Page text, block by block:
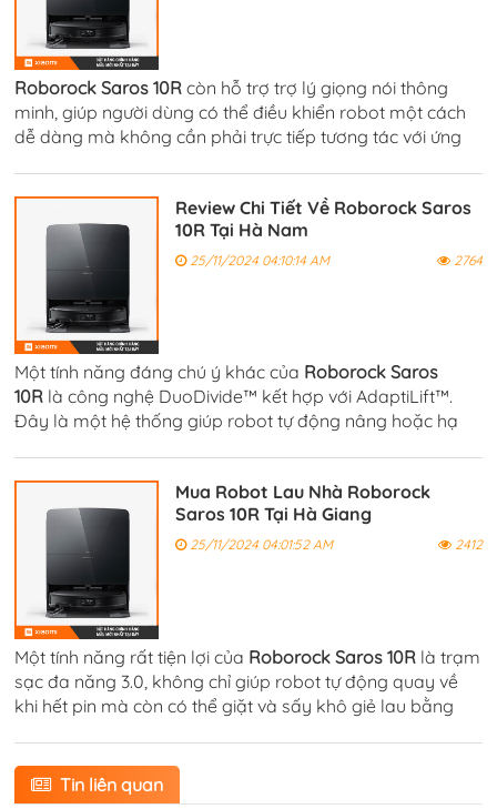
Roborock Saros 10R còn hỗ trợ trợ lý giọng nói thông
minh, giúp người dùng có thể điều khiển robot một cách
dễ dàng mà không cần phải trực tiếp tương tác với ứng
Review Chi Tiết Về Roborock Saros
10R Tại Hà Nam
25/11/2024 04:10:14 AM 2764
Một tính năng đáng chú ý khác của Roborock Saros
10R là công nghệ DuoDivide™ kết hợp với AdaptiLift™.
Đây là một hệ thống giúp robot tự động nâng hoặc hạ
Mua Robot Lau Nhà Roborock
Saros 10R Tại Hà Giang
25/11/2024 04:01:52 AM 2412
Một tính năng rất tiện lợi của Roborock Saros 10R là trạm
sạc đa năng 3.0, không chỉ giúp robot tự động quay về
khi hết pin mà còn có thể giặt và sấy khô giẻ lau bằng
Tin liên quan